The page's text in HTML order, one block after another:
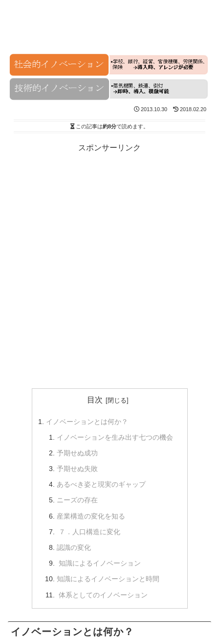
2013.10.30 2018.02.20
この記事は約8分で読めます。
スポンサーリンク
目次
イノベーションとは何か？
イノベーションを生み出す七つの機会
予期せぬ成功
予期せぬ失敗
あるべき姿と現実のギャップ
ニーズの存在
産業構造の変化を知る
７．人口構造に変化
認識の変化
知識によるイノベーション
知識によるイノベーションと時間
体系としてのイノベーション
イノベーションとは何か？